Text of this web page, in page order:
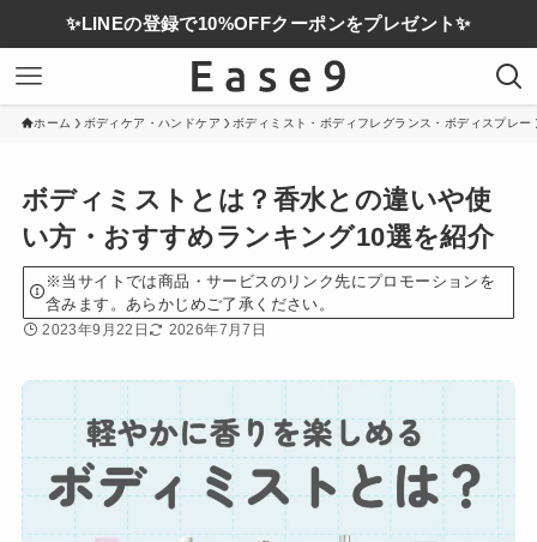
✨LINEの登録で10%OFFクーポンをプレゼント✨
ホーム ボディケア・ハンドケア ボディミスト・ボディフレグランス・ボディスプレー
ボディミストとは？香水との違いや使
い方・おすすめランキング10選を紹介
※当サイトでは商品・サービスのリンク先にプロモーションを
含みます。あらかじめご了承ください。
2023年9月22日 2026年7月7日